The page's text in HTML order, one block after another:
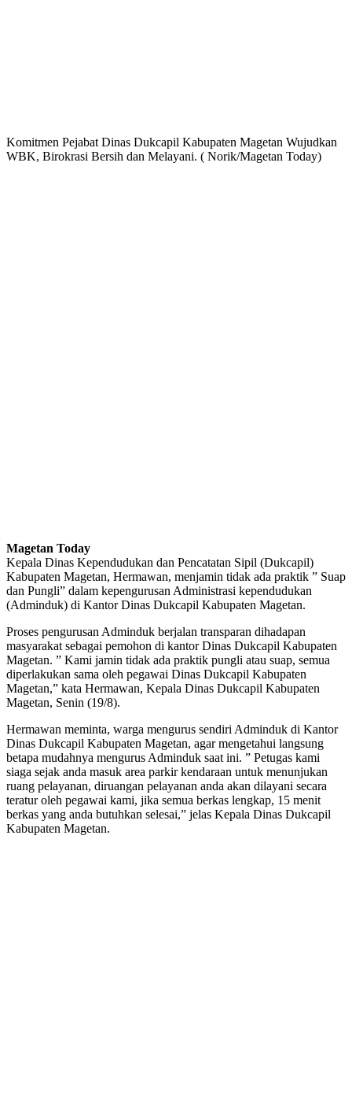
Komitmen Pejabat Dinas Dukcapil Kabupaten Magetan Wujudkan
WBK, Birokrasi Bersih dan Melayani. ( Norik/Magetan Today)
Magetan Today
Kepala Dinas Kependudukan dan Pencatatan Sipil (Dukcapil)
Kabupaten Magetan, Hermawan, menjamin tidak ada praktik ” Suap
dan Pungli” dalam kepengurusan Administrasi kependudukan
(Adminduk) di Kantor Dinas Dukcapil Kabupaten Magetan.
Proses pengurusan Adminduk berjalan transparan dihadapan
masyarakat sebagai pemohon di kantor Dinas Dukcapil Kabupaten
Magetan. ” Kami jamin tidak ada praktik pungli atau suap, semua
diperlakukan sama oleh pegawai Dinas Dukcapil Kabupaten
Magetan,” kata Hermawan, Kepala Dinas Dukcapil Kabupaten
Magetan, Senin (19/8).
Hermawan meminta, warga mengurus sendiri Adminduk di Kantor
Dinas Dukcapil Kabupaten Magetan, agar mengetahui langsung
betapa mudahnya mengurus Adminduk saat ini. ” Petugas kami
siaga sejak anda masuk area parkir kendaraan untuk menunjukan
ruang pelayanan, diruangan pelayanan anda akan dilayani secara
teratur oleh pegawai kami, jika semua berkas lengkap, 15 menit
berkas yang anda butuhkan selesai,” jelas Kepala Dinas Dukcapil
Kabupaten Magetan.